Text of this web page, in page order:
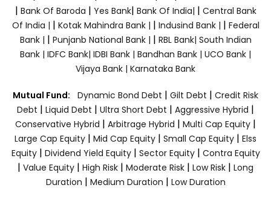
| Bank Of Baroda | Yes Bank| Bank Of India| | Central Bank
Of India | | Kotak Mahindra Bank | | Indusind Bank | | Federal
Bank | | Punjanb National Bank | | RBL Bank| South Indian
Bank | IDFC Bank| IDBI Bank | Bandhan Bank | UCO Bank |
Vijaya Bank | Karnataka Bank
Mutual Fund: Dynamic Bond Debt | Gilt Debt | Credit Risk
Debt | Liquid Debt | Ultra Short Debt | Aggressive Hybrid |
Conservative Hybrid | Arbitrage Hybrid | Multi Cap Equity |
Large Cap Equity | Mid Cap Equity | Small Cap Equity | Elss
Equity| Dividend Yield Equity| Sector Equity | Contra Equity
| Value Equity | High Risk | Moderate Risk | Low Risk | Long
Duration | Medium Duration | Low Duration